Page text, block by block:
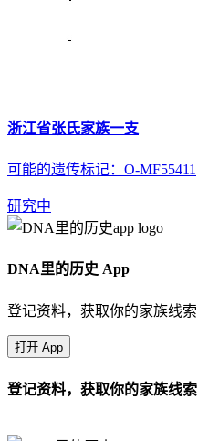
浙江省张氏家族一支
可能的遗传标记：O-MF55411
研究中
DNA里的历史 App
登记资料，获取你的家族线索
打开 App
登记资料，获取你的家族线索